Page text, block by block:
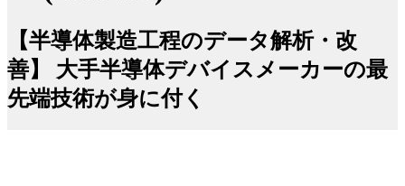
【半導体製造工程のデータ解析・改
善】 大手半導体デバイスメーカーの最
先端技術が身に付く